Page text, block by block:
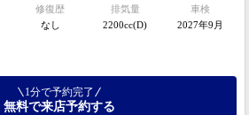
修復歴
なし
排気量
2200cc(D)
車検
2027年9月
1分で予約完了
無料で来店予約する